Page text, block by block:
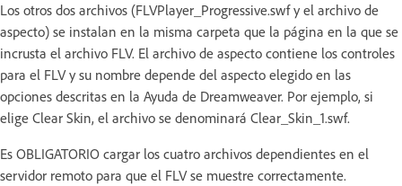
Los otros dos archivos (FLVPlayer_Progressive.swf y el archivo de
aspecto) se instalan en la misma carpeta que la página en la que se
incrusta el archivo FLV. El archivo de aspecto contiene los controles
para el FLV y su nombre depende del aspecto elegido en las
opciones descritas en la Ayuda de Dreamweaver. Por ejemplo, si
elige Clear Skin, el archivo se denominará Clear_Skin_1.swf.
Es OBLIGATORIO cargar los cuatro archivos dependientes en el
servidor remoto para que el FLV se muestre correctamente.